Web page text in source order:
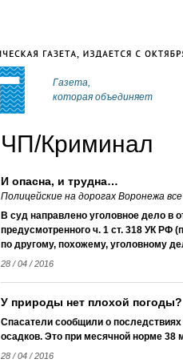
Газета,
которая объединяет
ЧП/Криминал
И опасна, и трудна…
Полицейские на дорогах Воронежа
В суд направлено уголовное дело в
предусмотренного ч. 1 ст. 318 УК РФ
по другому, похожему, уголовному
28 / 04 / 2016
У природы нет плохой погоды?
Спасатели сообщили о
осадков. Это при месячной норме 38
28 / 04 / 2016